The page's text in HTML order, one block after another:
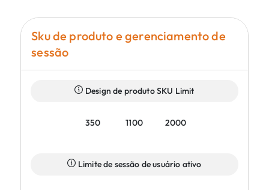
Sku de produto e gerenciamento de
sessão
Design de produto SKU Limit
350 1100 2000
Limite de sessão de usuário ativo